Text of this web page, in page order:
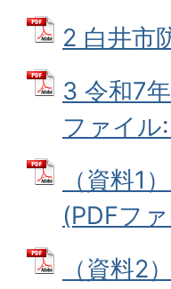
2 白井市
3 令和7
ファイル
（資料1
(PDFフ
（資料2